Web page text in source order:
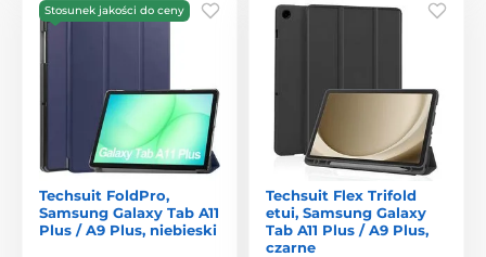
Stosunek jakości do ceny
Techsuit FoldPro,
Samsung Galaxy Tab A11
Plus / A9 Plus, niebieski
Techsuit Flex Trifold
etui, Samsung Galaxy
Tab A11 Plus / A9 Plus,
czarne